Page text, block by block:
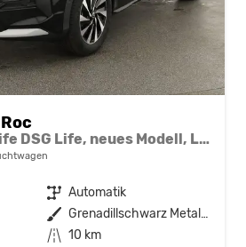
1.5 eTSI 110 kW Life DSG Life, neues Modell, LED, Kamera, Side, Winter, 17-Zoll
Getriebe Automatik
Außenfarbe
Grenadillschwarz Metallic
Kilometerstand 10 km